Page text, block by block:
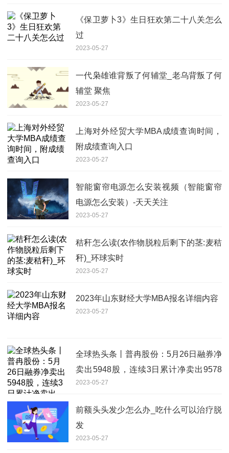
《保卫萝卜3》生日狂欢第二十八关怎么
过
2023-05-27
一代枭雄谁背叛了何辅堂_老乌背叛了何
辅堂 聚焦
2023-05-27
上海对外经贸大学MBA成绩查询时间，
附成绩查询入口
2023-05-27
智能窗帘电源怎么安装视频（智能窗帘
电源怎么安装）-天天关注
2023-05-27
秸秆怎么读(农作物脱粒后剩下的茎:麦秸
秆)_环球实时
2023-05-27
2023年山东财经大学MBA报名详细内容
2023-05-27
全球热头条丨普冉股份：5月26日融券净
卖出5948股，连续3日累计净卖出9578
股
2023-05-27
前额头头发少怎么办_吃什么可以治疗脱
发
2023-05-27